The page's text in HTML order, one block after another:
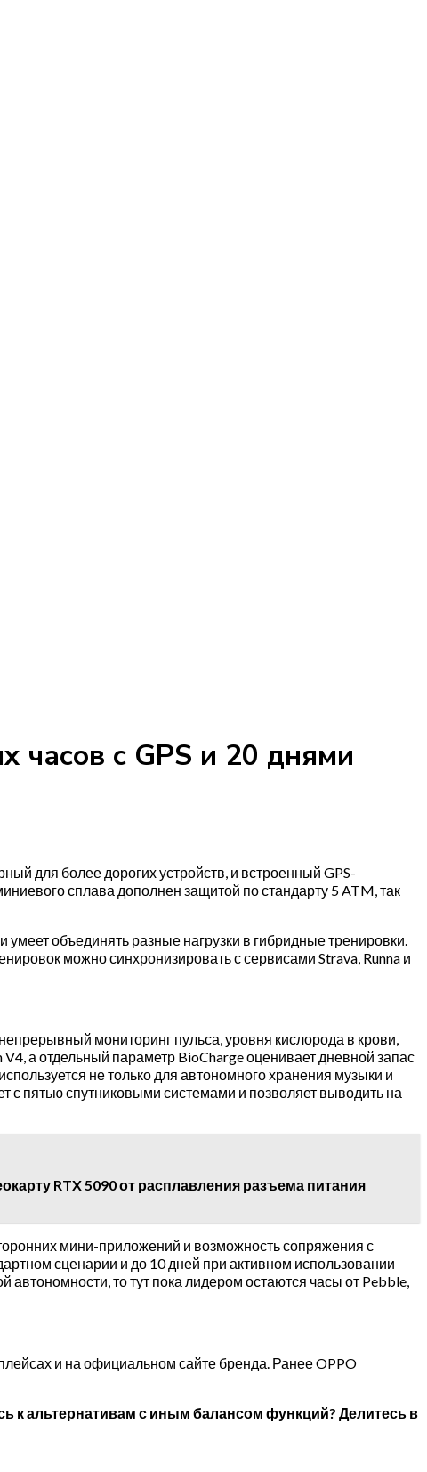
с GPS и 20 днями
для более дорогих устройств, и встроенный GPS-
сплава дополнен защитой по стандарту 5 ATM, так
объединять разные нагрузки в гибридные тренировки.
можно синхронизировать с сервисами Strava, Runna и
мониторинг пульса, уровня кислорода в крови,
а отдельный параметр BioCharge оценивает дневной запас
не только для автономного хранения музыки и
с пятью спутниковыми системами и позволяет выводить на
RTX 5090 от расплавления разъема питания
мини-приложений и возможность сопряжения с
сценарии и до 10 дней при активном использовании
автономности, то тут пока лидером остаются часы от Pebble,
и на официальном сайте бренда. Ранее OPPO
к альтернативам с иным балансом функций? Делитесь в